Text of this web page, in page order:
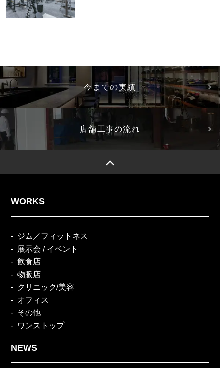
今までの実績
店舗工事の流れ
WORKS
ジム／フィットネス
展示会 / イベント
飲食店
物販店
クリニック/美容
オフィス
その他
ワンストップ
NEWS